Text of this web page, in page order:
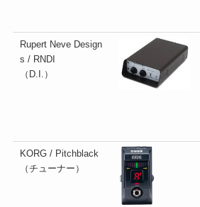
Rupert Neve Design
s / RNDI
（D.I.）
KORG / Pitchblack
（チューナー）